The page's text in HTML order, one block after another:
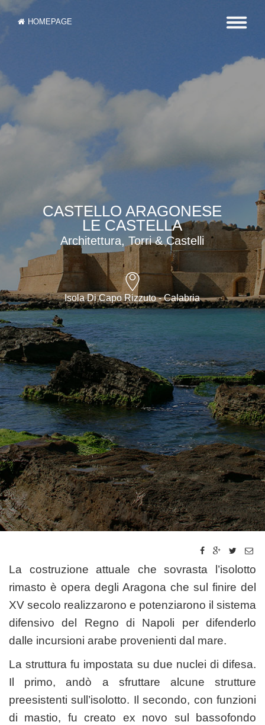
HOMEPAGE
CASTELLO ARAGONESE
LE CASTELLA
Architettura, Torri & Castelli
Isola Di Capo Rizzuto - Calabria
La costruzione attuale che sovrasta l’isolotto
rimasto è opera degli Aragona che sul finire del
XV secolo realizzarono e potenziarono il sistema
difensivo del Regno di Napoli per difenderlo
dalle incursioni arabe provenienti dal mare.
La struttura fu impostata su due nuclei di difesa.
Il primo, andò a sfruttare alcune strutture
preesistenti sull’isolotto. Il secondo, con funzioni
di mastio, fu creato ex novo sul bassofondo